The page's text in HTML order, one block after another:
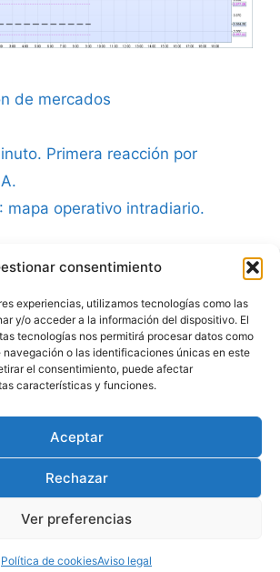
consentimiento
experiencias, utilizamos tecnologías como las
y/o acceder a la información del dispositivo. El
tecnologías nos permitirá procesar datos como
o las identificaciones únicas en este
el consentimiento, puede afectar
características y funciones.
Aceptar
Rechazar
Ver preferencias
Política de cookiesAviso legal
de mercados
Primera reacción por
mapa operativo intradiario.
con GeneratePress